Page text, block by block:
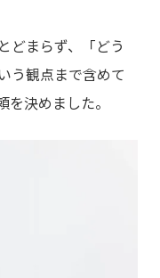
どまらず、「どう
う観点まで含めて
決めました。